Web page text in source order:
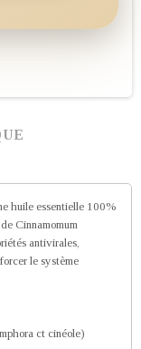
huile essentielle 100%
Cinnamomum
antivirales,
le système
ct cinéole)